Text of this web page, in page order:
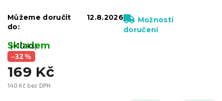
–32 %
169 Kč
140 Kč bez DPH
Skladem
(>10 ks)
Můžeme doručit
do:
12.8.2026
Možnosti
doručení